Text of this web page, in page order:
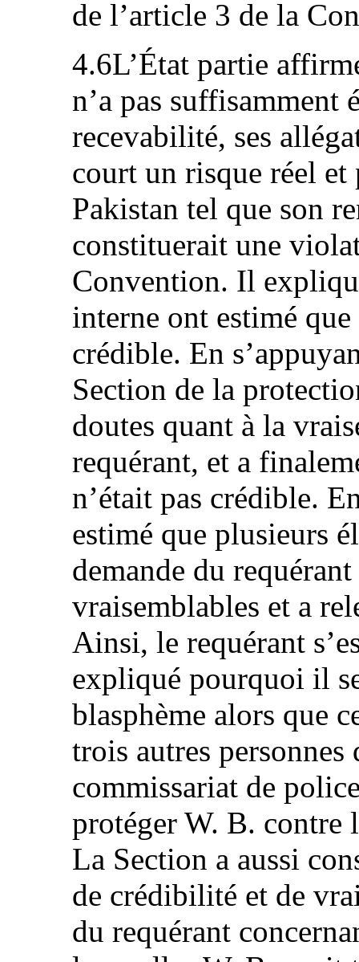
de l’article 3 de la
4.6L’État partie
n’a pas suffisamment
recevabilité, ses
court un risque réel et
Pakistan tel que son
constituerait une
Convention. Il
interne ont estimé
crédible. En
Section de la
doutes quant à la
requérant, et a
n’était pas crédible.
estimé que plusieurs
demande du requérant
vraisemblables et a
Ainsi, le requérant
expliqué pourquoi il
blasphème alors que
trois autres personnes
commissariat de
protéger W. B. contre
La Section a aussi
de crédibilité et de
du requérant